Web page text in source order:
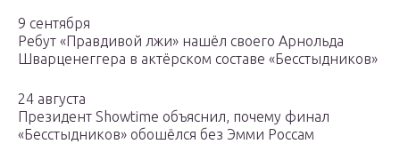
9 сентября
Ребут «Правдивой лжи» нашёл своего Арнольда
Шварценеггера в актёрском составе «Бесстыдников»
24 августа
Президент Showtime объяснил, почему финал
«Бесстыдников» обошёлся без Эмми Россам